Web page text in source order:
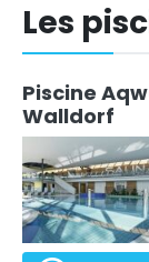
Les
Piscine
Walldorf